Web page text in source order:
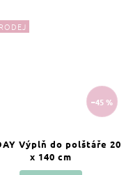
–45 %
Výplň do polštáře 20
x 140 cm